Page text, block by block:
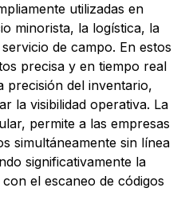
utilizadas en
minorista, la logística, la
de campo. En estos
precisa y en tiempo real
precisión del inventario,
la visibilidad operativa. La
permite a las empresas
simultáneamente sin línea
significativamente la
el escaneo de códigos